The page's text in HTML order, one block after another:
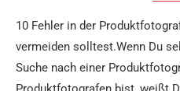
10 Fehler in der
vermeiden solltest.Wenn Du
Suche nach einer